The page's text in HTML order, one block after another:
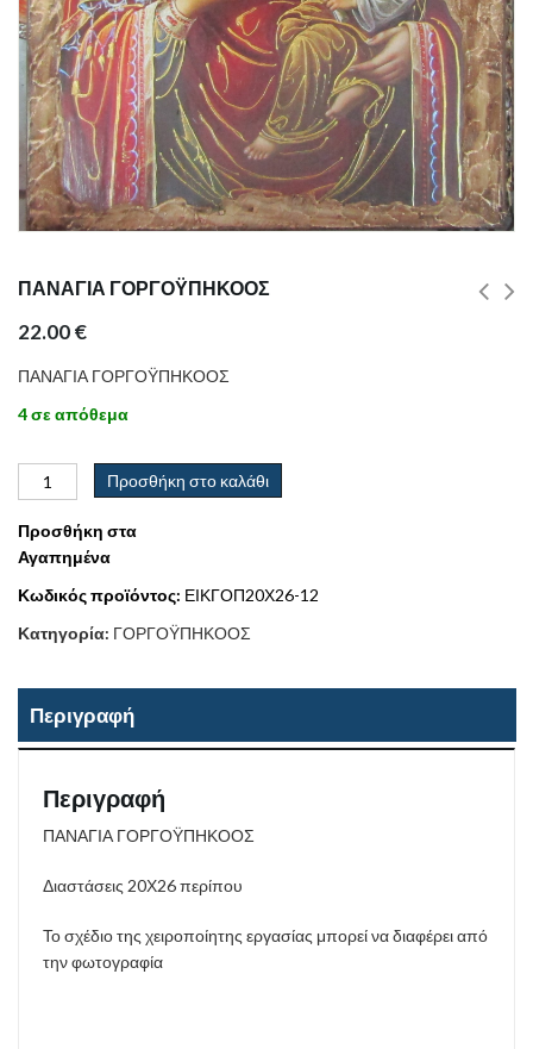
ΠΑΝΑΓΙΑ ΓΟΡΓΟΫΠΗΚΟΟΣ
22.00€
ΠΑΝΑΓΙΑ ΓΟΡΓΟΫΠΗΚΟΟΣ
4 σε απόθεμα
Προσθήκη στο καλάθι
Προσθήκη στα
Αγαπημένα
Κωδικός προϊόντος: ΕΙΚΓΟΠ20Χ26-12
Κατηγορία: ΓΟΡΓΟΫΠΗΚΟΟΣ
Περιγραφή
Περιγραφή
ΠΑΝΑΓΙΑ ΓΟΡΓΟΫΠΗΚΟΟΣ
Διαστάσεις 20Χ26 περίπου
Το σχέδιο της χειροποίητης εργασίας μπορεί να διαφέρει από
την φωτογραφία